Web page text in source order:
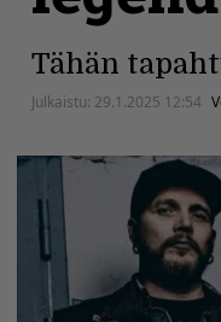
Tähän
Julkaistu: 29.1.2025 12:54